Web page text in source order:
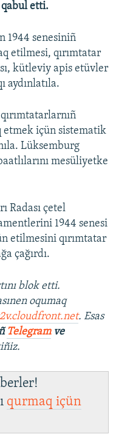
qabul etti.
1944 senesiniñ
etilmesi, qırımtatar
kütleviy apis etüvler
aydınlatıla.
içün sistematik
Lüksemburg
mesüliyetke
Radası çetel
1944 senesi
etilmesini qırımtatar
çağırdı.
blok etti.
oqumaq
. Esas
Telegramve
qurmaq içün